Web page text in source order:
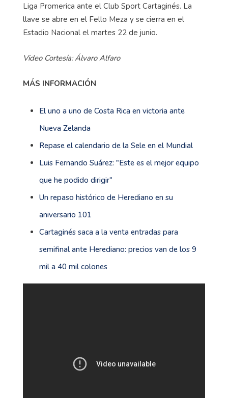
Liga Promerica ante el Club Sport Cartaginés. La
llave se abre en el Fello Meza y se cierra en el
Estadio Nacional el martes 22 de junio.
Video Cortesía: Álvaro Alfaro
MÁS INFORMACIÓN
El uno a uno de Costa Rica en victoria ante
Nueva Zelanda
Repase el calendario de la Sele en el Mundial
Luis Fernando Suárez: "Este es el mejor equipo
que he podido dirigir"
Un repaso histórico de Herediano en su
aniversario 101
Cartaginés saca a la venta entradas para
semifinal ante Herediano: precios van de los 9
mil a 40 mil colones